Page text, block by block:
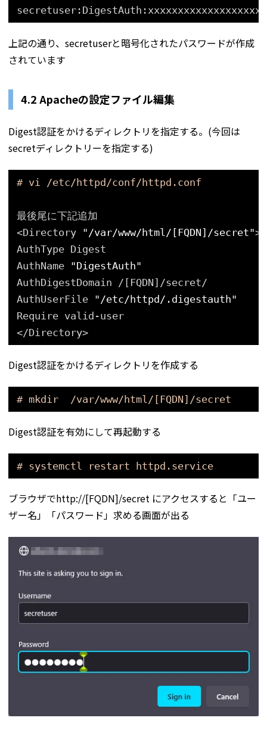
上記の通り、secretuserと暗号化されたパスワードが作成
されています
4.2 Apacheの設定ファイル編集
Digest認証をかけるディレクトリを指定する。(今回は
secretディレクトリーを指定する)
# vi /etc/httpd/conf/httpd.conf
最後尾に下記追加
<Directory "/var/www/html/[FQDN]/secret">
AuthType Digest
AuthName "DigestAuth"
AuthDigestDomain /[FQDN] /secret/
AuthUserFile "/etc/httpd/.digestauth"
Require valid-user
</Directory>
Digest認証をかけるディレクトリを作成する
# mkdir  /var/www/html/[FQDN]/secret
Digest認証を有効にして再起動する
# systemctl restart httpd.service
ブラウザでhttp://[FQDN]/secret にアクセスすると「ユー
ザー名」「パスワード」求める画面が出る